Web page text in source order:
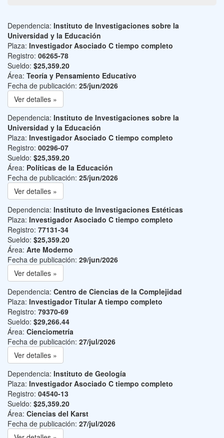
Dependencia: Instituto de Investigaciones sobre la
Universidad y la Educación
Plaza: Investigador Asociado C tiempo completo
Registro: 06265-78
Sueldo: $25,359.20
Área: Teoría y Pensamiento Educativo
Fecha de publicación: 25/jun/2026
Ver detalles »
Dependencia: Instituto de Investigaciones sobre la
Universidad y la Educación
Plaza: Investigador Asociado C tiempo completo
Registro: 00296-07
Sueldo: $25,359.20
Área: Políticas de la Educación
Fecha de publicación: 25/jun/2026
Ver detalles »
Dependencia: Instituto de Investigaciones Estéticas
Plaza: Investigador Asociado C tiempo completo
Registro: 77131-34
Sueldo: $25,359.20
Área: Arte Moderno
Fecha de publicación: 29/jun/2026
Ver detalles »
Dependencia: Centro de Ciencias de la Complejidad
Plaza: Investigador Titular A tiempo completo
Registro: 79370-69
Sueldo: $29,266.44
Área: Cienciometría
Fecha de publicación: 27/jul/2026
Ver detalles »
Dependencia: Instituto de Geología
Plaza: Investigador Asociado C tiempo completo
Registro: 04540-13
Sueldo: $25,359.20
Área: Ciencias del Karst
Fecha de publicación: 27/jul/2026